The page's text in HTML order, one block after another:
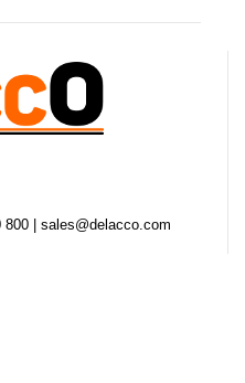
| sales@delacco.com